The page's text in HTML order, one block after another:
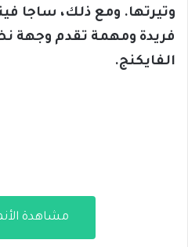
وتيرتها. ومع ذلك، ساجا
فريدة ومهمة تقدم وجهة
الفايكنج.
مشاهدة